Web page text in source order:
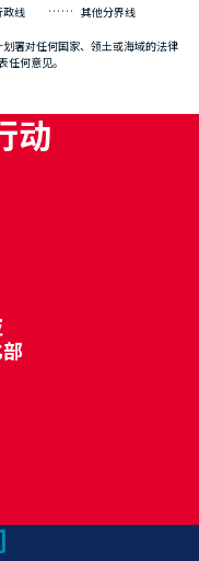
政线 其他分界线
署对任何国家、领土或海域的法律
任何意见。
动